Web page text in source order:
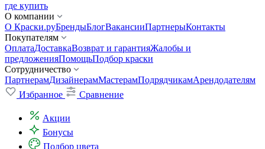
где купить
О компании
О Краски.руБрендыБлогВакансииПартнерыКонтакты
Покупателям
ОплатаДоставкаВозврат и гарантияЖалобы и
предложенияПомощьПодбор краски
Сотрудничество
ПартнерамДизайнерамМастерамПодрядчикамАрендодателям
Избранное
Сравнение
Акции
Бонусы
Подбор цвета